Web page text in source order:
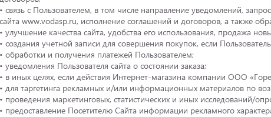
• связь с Пользователем, в том числе направление уведомлений,
сайта www.vodasp.ru, исполнение соглашений и договоров, а также
• улучшение качества сайта, удобства его использования, продажа
• создания учетной записи для совершения покупок, если
• обработки и получения платежей Пользователем;
• уведомления Пользователя сайта о состоянии заказа;
• в иных целях, если действия Интернет-магазина компании ООО
• для таргетинга рекламных и/или информационных материалов по
• проведения маркетинговых, статистических и иных исследований/
• предоставление Посетителю Сайта информации рекламного